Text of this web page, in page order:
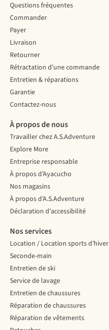
Questions fréquentes
Commander
Payer
Livraison
Retourner
Rétractation d'une commande
Entretien & réparations
Garantie
Contactez-nous
À propos de nous
Travailler chez A.S.Adventure
Explore More
Entreprise responsable
À propos d’Ayacucho
Nos magasins
À propos d’A.S.Adventure
Déclaration d'accessibilité
Nos services
Location / Location sports d’hiver
Seconde-main
Entretien de ski
Service de lavage
Entretien de chaussures
Réparation de chaussures
Réparation de vêtements